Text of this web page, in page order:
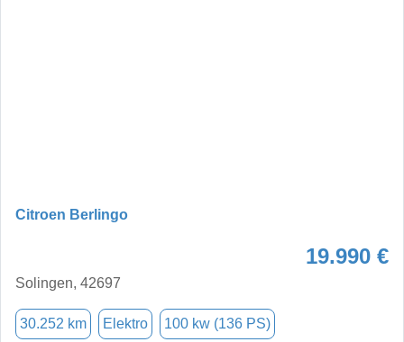
Citroen Berlingo
19.990 €
Solingen, 42697
30.252 km Elektro 100 kw (136 PS)